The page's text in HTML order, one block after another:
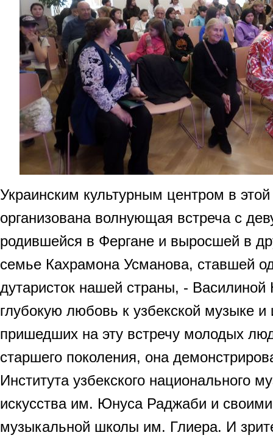
Украинским культурным центром в
организована волнующая встреча с
родившейся в Фергане и выросшей в
семье Кахрамона Усманова, ставшей
дутаристок нашей страны, -
глубокую любовь к узбекской музыке и
пришедших на эту встречу молодых
старшего поколения, она
Института узбекского национального
искусства им. Юнуса Раджаби и
музыкальной школы им. Глиера. И